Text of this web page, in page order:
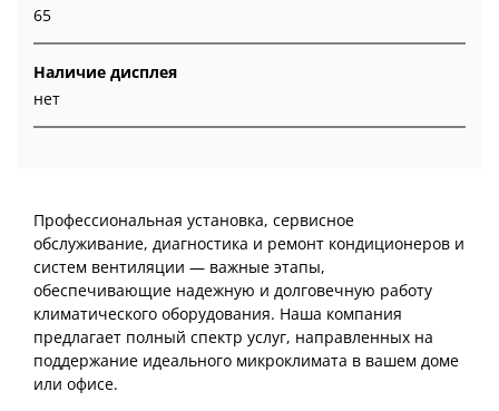
65
Наличие дисплея
нет
Профессиональная установка, сервисное
обслуживание, диагностика и ремонт кондиционеров и
систем вентиляции — важные этапы,
обеспечивающие надежную и долговечную работу
климатического оборудования. Наша компания
предлагает полный спектр услуг, направленных на
поддержание идеального микроклимата в вашем доме
или офисе.